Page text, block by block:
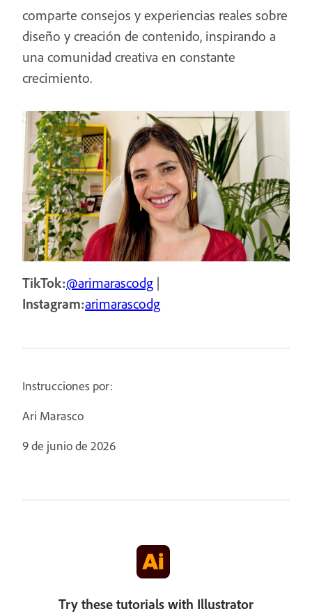
comparte consejos y experiencias reales sobre
diseño y creación de contenido, inspirando a
una comunidad creativa en constante
crecimiento.
TikTok:@arimarascodg |
Instagram:arimarascodg
Instrucciones por:
Ari Marasco
9 de junio de 2026
Try these tutorials with Illustrator